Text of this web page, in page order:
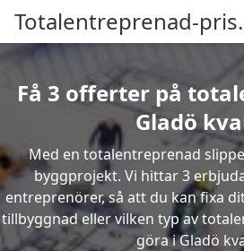
Totalentreprenad-
Få 3 offerter på
Gladö
Med en totalentreprenad
byggprojekt. Vi hittar 3
entreprenörer, så att du kan fixa
tillbyggnad eller vilken typ av
göra i Gladö